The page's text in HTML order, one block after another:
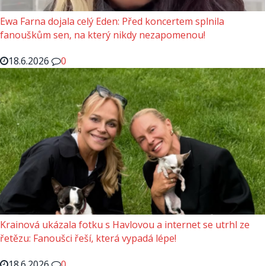
Ewa Farna dojala celý Eden: Před koncertem splnila
fanouškům sen, na který nikdy nezapomenou!
18.6.2026
0
Krainová ukázala fotku s Havlovou a internet se utrhl ze
řetězu: Fanoušci řeší, která vypadá lépe!